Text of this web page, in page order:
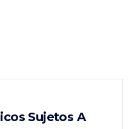
Sujetos A